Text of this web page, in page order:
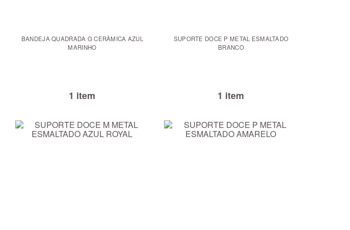
BANDEJA QUADRADA G CERÂMICA AZUL
MARINHO
1 item
SUPORTE DOCE P METAL ESMALTADO
BRANCO
1 item